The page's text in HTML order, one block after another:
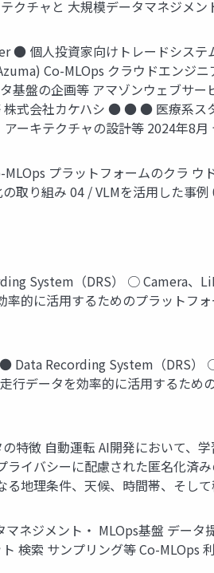
クチャと 大規模データマネジメ
● 個人投資家向けトレードシス
Co-MLOps クラウドエンジニ
基盤の企画等 アマゾンウェブ
式会社カケハシ ● ● ● 医療系ス
ーキテクチャの設計等 2024年8
プラットフォームのクラ
取り組み 04 / VLMを活用した事例
System（DRS） ○ Camera、
的に活用するためのプラットフ
Data Recording System（DRS
行データを効率的に活用するた
特徴 自動運転 AI開発において
ライバシーに配慮された匿名化
理条件、天候、時間帯、そして
ネジメント・ MLOps基盤 デー
検索 サンプリング等 Co-MLOps